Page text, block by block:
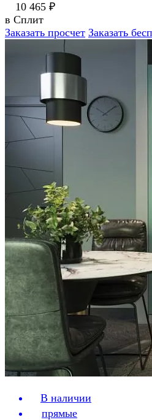
10 465 ₽
в Сплит
Заказать просчет Заказать
В наличии
прямые